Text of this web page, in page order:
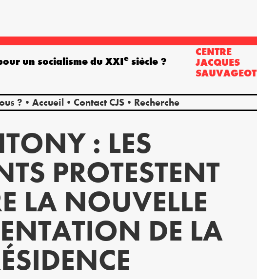
CENTRE
JACQUES
SAUVAGEOT
? Accueil Contact CJS Recherche
un socialisme du XXIe siècle ?
: LES
PROTESTENT
LA NOUVELLE
DE LA